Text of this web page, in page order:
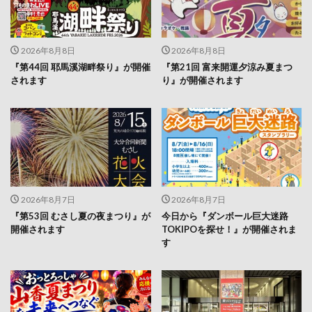
2026年8月8日
『第44回 耶馬溪湖畔祭り』が開催
されます
2026年8月8日
『第21回 富来開運夕涼み夏まつ
り』が開催されます
2026年8月7日
『第53回 むさし夏の夜まつり』が
開催されます
2026年8月7日
今日から『ダンボール巨大迷路
TOKIPOを探せ！』が開催されま
す